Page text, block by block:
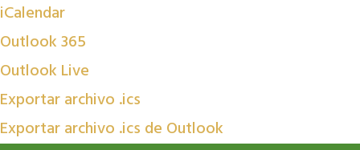
iCalendar
Outlook 365
Outlook Live
Exportar archivo .ics
Exportar archivo .ics de Outlook